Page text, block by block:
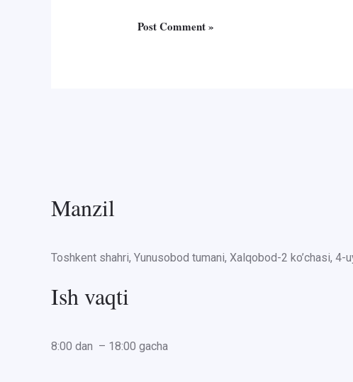
Manzil
Toshkent shahri, Yunusobod tumani, Xalqobod-2 ko’chasi, 4-
Ish vaqti
8:00 dan – 18:00 gacha